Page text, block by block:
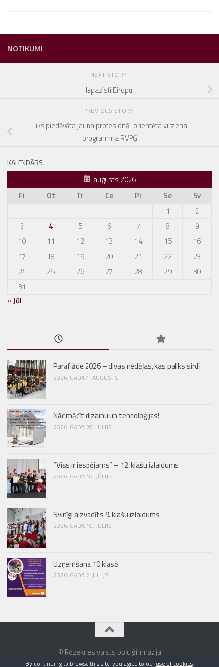
NOTIKUMI
NEXT STORY
Iepazīsti Eiropu!
PREVIOUS STORY
Tiks piedāvāta jauna profesionāli orientēta virziena
programma RVPĢ
KALENDĀRS
augusts 2026
Pi
Ot Tr Ce Pi Se
Sv
1
2
3
4 5 6 7 8
9
10
11 12 13 14 15
16
17
18 19 20 21 22
23
24
25 26 27 28 29
30
31
« Jūl
Parafiāde 2026 – divas nedēļas, kas paliks sirdī
2026. GADA 4. AUGUSTS
Nāc mācīt dizainu un tehnoloģijas!
2026. GADA 28. JŪLIJS
“Viss ir iespējams” – 12. klašu izlaidums
2026. GADA 10. JŪLIJS
Svinīgi aizvadīts 9. klašu izlaidums
2026. GADA 10. JŪLIJS
Uzņemšana 10.klasē
2026. GADA 2. JŪLIJS
© Rēzeknes valsts poļu ģimnāzija
By continuing to browse this site, you agree to our use of cookies.